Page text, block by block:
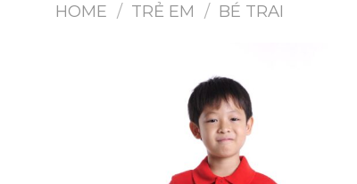
HOME / TRẺ EM / BÉ TRAI